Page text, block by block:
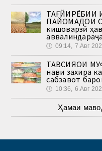
ТАҒЙИРЁБИИ
ПАЙОМАДҲОИ
кишоварзӣ
🕔 09:14, 7.Авг
ТАВСИЯҲОИ
нави захира
сабзавот
🕔 10:36, 6.Авг
Ҳамаи